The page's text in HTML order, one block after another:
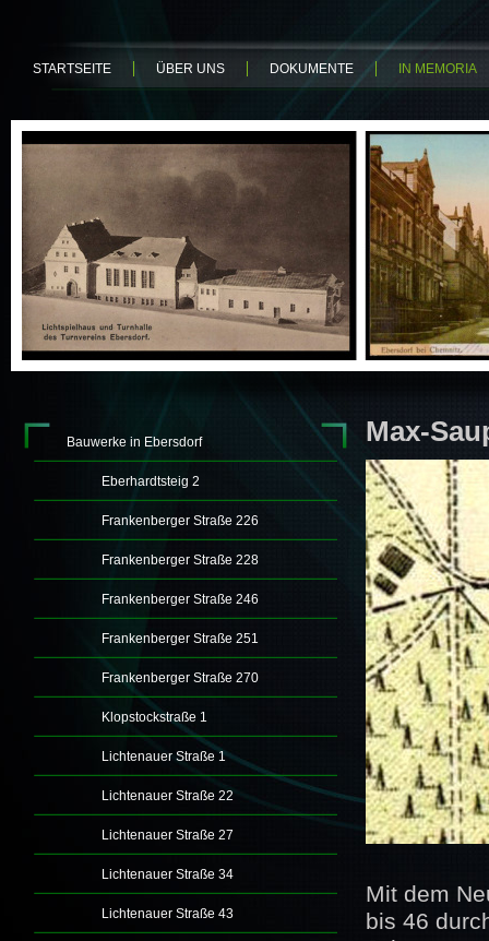
STARTSEITE ÜBER UNS DOKUMENTE IN MEMORIA
Bauwerke in Ebersdorf
Eberhardtsteig 2
Frankenberger Straße 226
Frankenberger Straße 228
Frankenberger Straße 246
Frankenberger Straße 251
Frankenberger Straße 270
Klopstockstraße 1
Lichtenauer Straße 1
Lichtenauer Straße 22
Lichtenauer Straße 27
Lichtenauer Straße 34
Lichtenauer Straße 43
Max-
Mit dem
bis 46